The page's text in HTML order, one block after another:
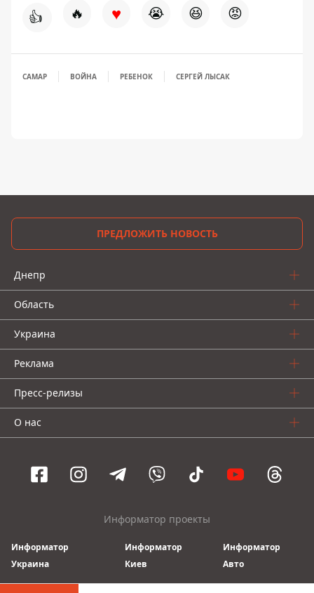
👍 🔥 ♥ 😭 😆 😡
САМАР ВОЙНА РЕБЕНОК СЕРГЕЙ ЛЫСАК
ПРЕДЛОЖИТЬ НОВОСТЬ
Днепр
Область
Украина
Реклама
Пресс-релизы
О нас
Информатор проекты
Информатор
Украина
Информатор
Киев
Информатор
Авто